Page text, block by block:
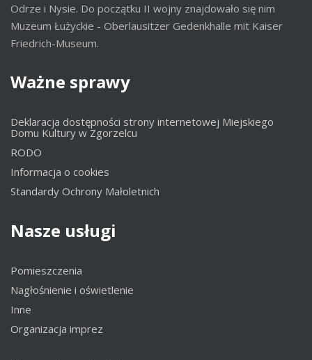
Odrze i Nysie. Do początku II wojny znajdowało się nim
Muzeum Łużyckie - Oberlausitzer Gedenkhalle mit Kaiser
Friedrich-Museum.
Ważne sprawy
Deklaracja dostępności strony internetowej Miejskiego
Domu Kultury w Zgorzelcu
RODO
Informacja o cookies
Standardy Ochrony Małoletnich
Nasze usługi
Pomieszczenia
Nagłośnienie i oświetlenie
Inne
Organizacja imprez